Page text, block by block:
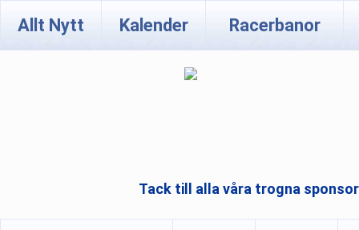
Allt Nytt Kalender Racerbanor
Tack till alla våra trogna